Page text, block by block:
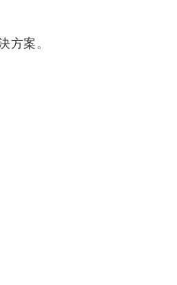
方案。